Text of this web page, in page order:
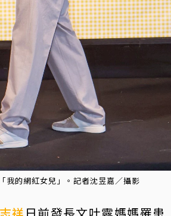
我的網紅女兒」。記者沈昱嘉／攝影